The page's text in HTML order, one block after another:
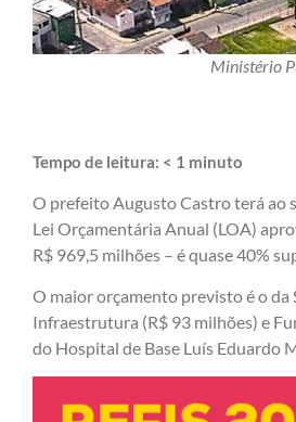
Ministério
Tempo de leitura: < 1 minuto
O prefeito Augusto Castro terá ao
Lei Orçamentária Anual (LOA)
R$ 969,5 milhões – é quase 40%
O maior orçamento previsto é o da
Infraestrutura (R$ 93 milhões) e
do Hospital de Base Luís Eduardo